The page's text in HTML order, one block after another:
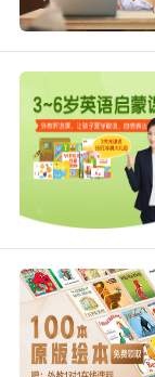
子一起在这个
图画问：
子”，这时候
一遍：
音的直接联
索最自然的
厨房、超市
例子，每次去
简单的英文购
画一个苹果，
边写上“milk”
宝”。当他找
格外兴奋。